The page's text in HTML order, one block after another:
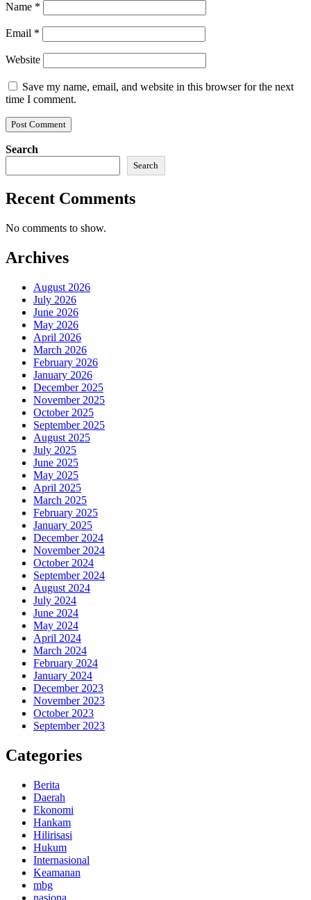
Name *
Email *
Website
Save my name, email, and website in this browser for the next
time I comment.
Search
Search
Recent Comments
No comments to show.
Archives
August 2026
July 2026
June 2026
May 2026
April 2026
March 2026
February 2026
January 2026
December 2025
November 2025
October 2025
September 2025
August 2025
July 2025
June 2025
May 2025
April 2025
March 2025
February 2025
January 2025
December 2024
November 2024
October 2024
September 2024
August 2024
July 2024
June 2024
May 2024
April 2024
March 2024
February 2024
January 2024
December 2023
November 2023
October 2023
September 2023
Categories
Berita
Daerah
Ekonomi
Hankam
Hilirisasi
Hukum
Internasional
Keamanan
mbg
nasiona